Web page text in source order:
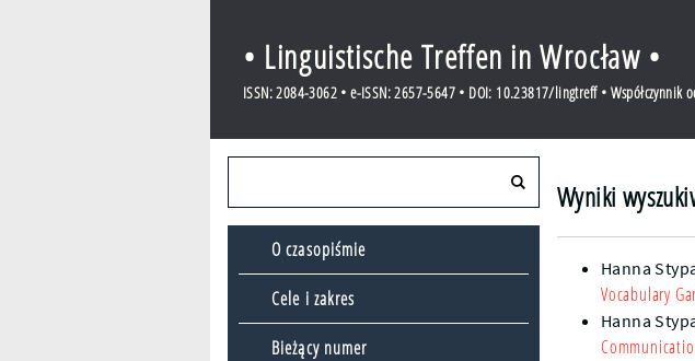
• Linguistische Treffen in Wrocław •
ISSN: 2084-3062 • e-ISSN: 2657-5647 • DOI: 10.23817/lingtreff • Współczynnik
O czasopiśmie
Cele i zakres
Bieżący numer
Wyniki
Hanna
Vocabulary
Hanna